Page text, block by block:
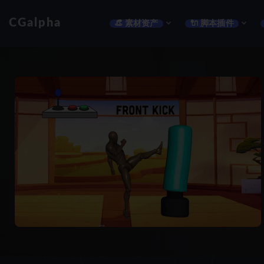
CGalpha 👒 素材资产 🔌 脚本插件